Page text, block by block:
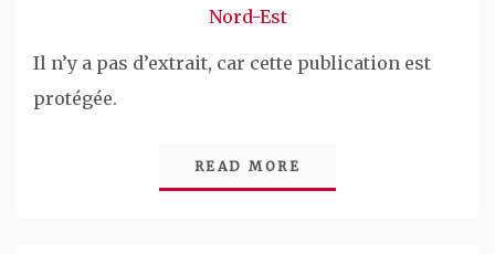
Nord-Est
Il n’y a pas d’extrait, car cette publication est
protégée.
READ MORE